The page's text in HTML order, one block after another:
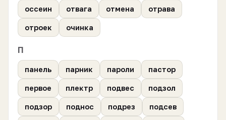
оссеин отвага отмена отрава
отроек очинка
П
панель парник пароли пастор
первое плектр подвес подзол
подзор поднос подрез подсев